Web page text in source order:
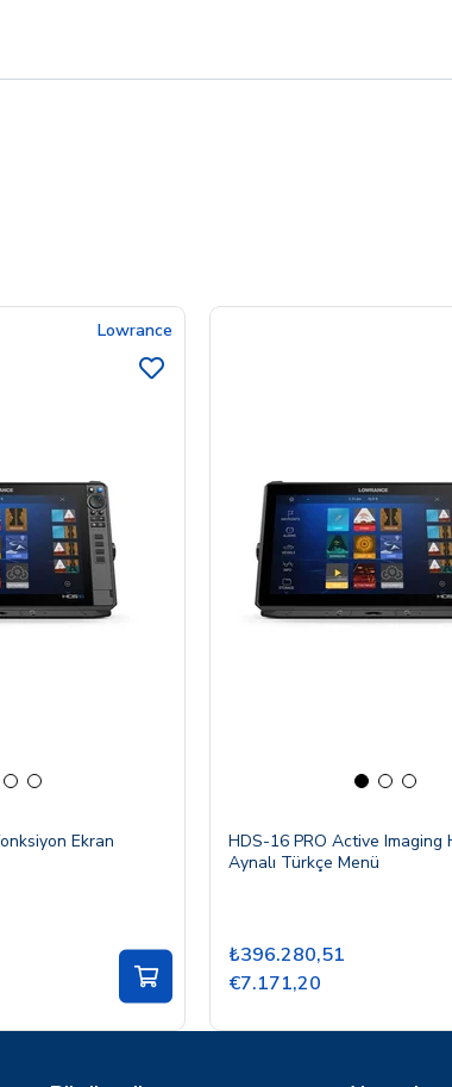
Lowrance
Ekran
HDS-16 PRO Active Imaging
Aynalı Türkçe Menü
₺396.280,51
€7.171,20